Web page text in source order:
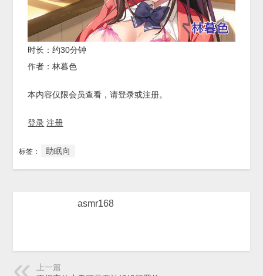
时长：约30分钟
作者：林暮色
本内容仅限会员查看，请登录或注册。
登录 注册
标签： 助眠向
asmr168
上一篇